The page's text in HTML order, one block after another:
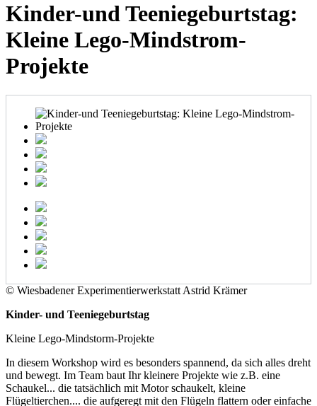
Kinder-und Teeniegeburtstag:
Kleine Lego-Mindstrom-
Projekte
© Wiesbadener Experimentierwerkstatt Astrid Krämer
Kinder- und Teeniegeburtstag
Kleine Lego-Mindstorm-Projekte
In diesem Workshop wird es besonders spannend, da sich alles dreht
und bewegt. Im Team baut Ihr kleinere Projekte wie z.B. eine
Schaukel... die tatsächlich mit Motor schaukelt, kleine
Flügeltierchen.... die aufgeregt mit den Flügeln flattern oder einfache